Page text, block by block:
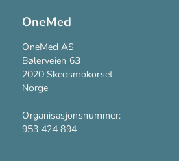
OneMed
OneMed AS
Bølerveien 63
2020 Skedsmokorset
Norge
Organisasjonsnummer:
953 424 894